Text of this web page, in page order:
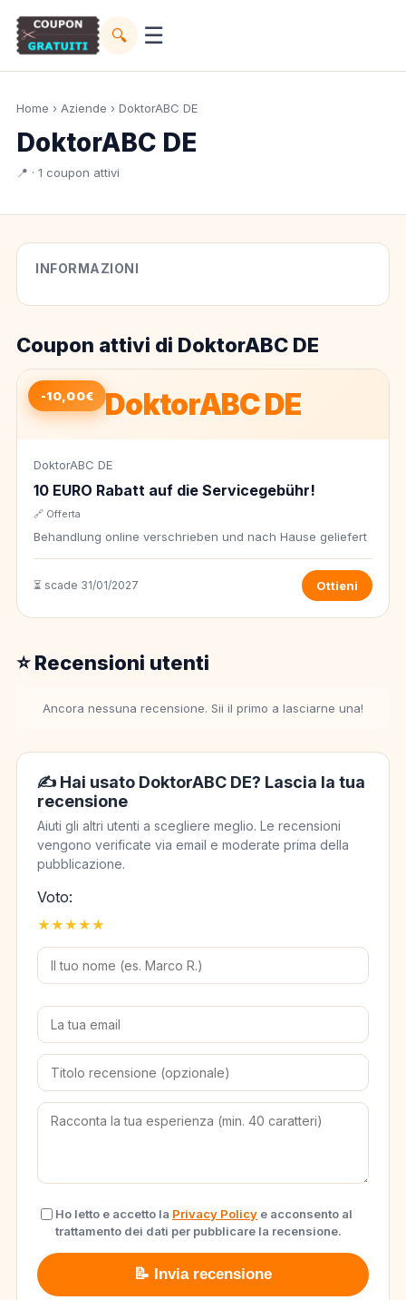
🔍 ☰
Home › Aziende › DoktorABC DE
DoktorABC DE
📍 · 1 coupon attivi
INFORMAZIONI
Coupon attivi di DoktorABC DE
DoktorABC DE
-10,00€
DoktorABC DE
10 EURO Rabatt auf die Servicegebühr!
🔗 Offerta
Behandlung online verschrieben und nach Hause geliefert
⏳ scade 31/01/2027 Ottieni
⭐ Recensioni utenti
Ancora nessuna recensione. Sii il primo a lasciarne una!
✍️ Hai usato DoktorABC DE? Lascia la tua
recensione
Aiuti gli altri utenti a scegliere meglio. Le recensioni
vengono verificate via email e moderate prima della
pubblicazione.
Voto:
★
★
★
★
★
Ho letto e accetto la Privacy Policy e acconsento al
trattamento dei dati per pubblicare la recensione.
📝 Invia recensione